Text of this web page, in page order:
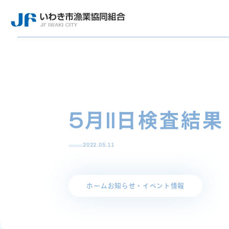
5月11日検査結果
2022.05.11
ホーム お知らせ・イベント情報